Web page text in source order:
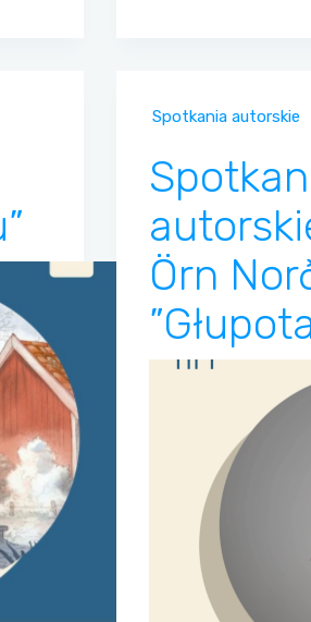
Spotkania autorskie
Örn